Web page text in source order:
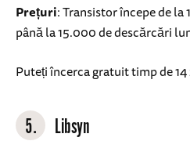
Prețuri: Transistor începe de la
până la 15.000 de descărcări
Puteți încerca gratuit timp de 14
5. Libsyn